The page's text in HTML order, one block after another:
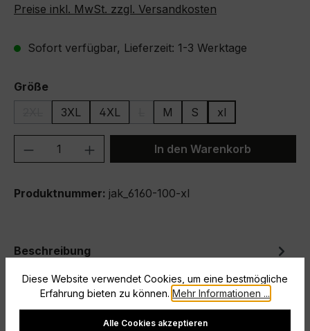
Preise inkl. MwSt. zzgl. Versandkosten
Sofort verfügbar, Lieferzeit: 1-3 Werktage
Größeauswählen
(Diese Option ist zurzeit nicht verfügbar.)
3XL 4XL
(Diese Option ist zurzeit nicht
M S xl
Produkt Anzahl: Gib denIn den Warenkorb
Produktnummer: jak_6160-100-xl
Beschreibung
Großer Logo-Print auf der BrustBaumwolle aus
kontrolliert biologischem AnbauWeicher
GriffEinlaufvorbehandeltRundhals-Rippkra…Mehr
Diese Website verwendet Cookies, um eine bestmögliche
Erfahrung bieten zu können. Mehr Informationen ...
Cookie-Einstellungen
Alle Cookies akzeptieren